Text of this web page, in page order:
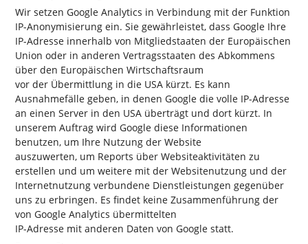
Wir setzen Google Analytics in Verbindung mit der Funktion
IP-Anonymisierung ein. Sie gewährleistet, dass Google Ihre
IP-Adresse innerhalb von Mitgliedstaaten der Europäischen
Union oder in anderen Vertragsstaaten des Abkommens
über den Europäischen Wirtschaftsraum
vor der Übermittlung in die USA kürzt. Es kann
Ausnahmefälle geben, in denen Google die volle IP-Adresse
an einen Server in den USA überträgt und dort kürzt. In
unserem Auftrag wird Google diese Informationen
benutzen, um Ihre Nutzung der Website
auszuwerten, um Reports über Websiteaktivitäten zu
erstellen und um weitere mit der Websitenutzung und der
Internetnutzung verbundene Dienstleistungen gegenüber
uns zu erbringen. Es findet keine Zusammenführung der
von Google Analytics übermittelten
IP-Adresse mit anderen Daten von Google statt.